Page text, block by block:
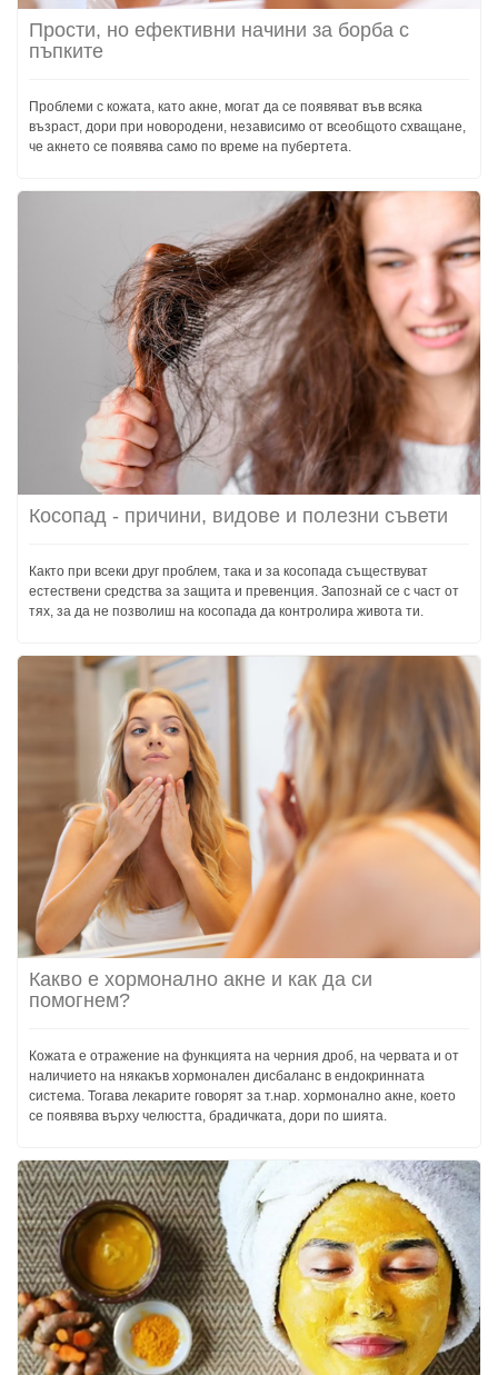
Прости, но ефективни начини за борба с
пъпките
Проблеми с кожата, като акне, могат да се появяват във всяка
възраст, дори при новородени, независимо от всеобщото схващане,
че акнето се появява само по време на пубертета.
Косопад - причини, видове и полезни съвети
Както при всеки друг проблем, така и за косопада съществуват
естествени средства за защита и превенция. Запознай се с част от
тях, за да не позволиш на косопада да контролира живота ти.
Какво е хормонално акне и как да си
помогнем?
Кожата е отражение на функцията на черния дроб, на червата и от
наличието на някакъв хормонален дисбаланс в ендокринната
система. Тогава лекарите говорят за т.нар. хормонално акне, което
се появява върху челюстта, брадичката, дори по шията.